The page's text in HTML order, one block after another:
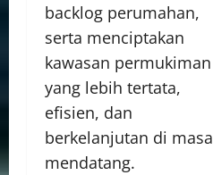
backlog perumahan,
serta menciptakan
kawasan permukiman
yang lebih tertata,
efisien, dan
berkelanjutan di masa
mendatang.